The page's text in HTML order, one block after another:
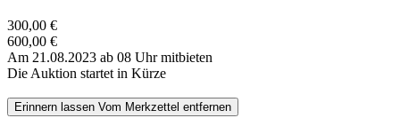
300,00 €
600,00 €
Am 21.08.2023 ab 08 Uhr mitbieten
Die Auktion startet in Kürze
Erinnern lassen Vom Merkzettel entfernen